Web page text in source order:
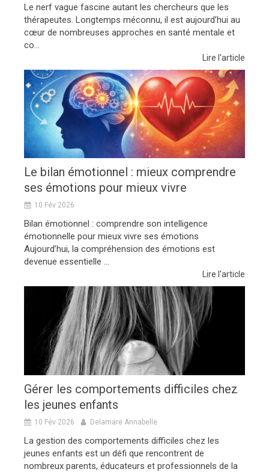
Le nerf vague fascine autant les chercheurs que les
thérapeutes. Longtemps méconnu, il est aujourd’hui au
cœur de nombreuses approches en santé mentale et
co...
Lire l'article
Le bilan émotionnel : mieux comprendre
ses émotions pour mieux vivre
10 Fév 2026
Bilan émotionnel : comprendre son intelligence
émotionnelle pour mieux vivre ses émotions
Aujourd’hui, la compréhension des émotions est
devenue essentielle ...
Lire l'article
Gérer les comportements difficiles chez
les jeunes enfants
10 Fév 2026 Delamare Annabelle
La gestion des comportements difficiles chez les
jeunes enfants est un défi que rencontrent de
nombreux parents, éducateurs et professionnels de la